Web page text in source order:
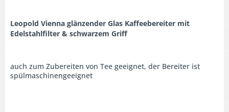
Leopold Vienna glänzender Glas Kaffeebereiter mit
Edelstahlfilter & schwarzem Griff
auch zum Zubereiten von Tee geeignet, der Bereiter ist
spülmaschinengeeignet